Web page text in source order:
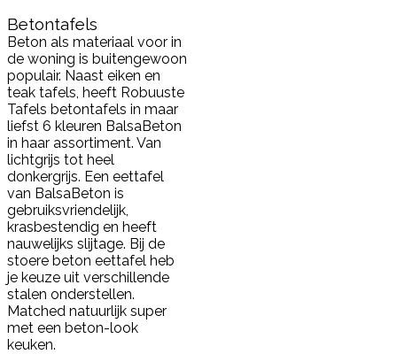
Betontafels
Beton als materiaal voor in
de woning is buitengewoon
populair. Naast eiken en
teak tafels, heeft Robuuste
Tafels betontafels in maar
liefst 6 kleuren BalsaBeton
in haar assortiment. Van
lichtgrijs tot heel
donkergrijs. Een eettafel
van BalsaBeton is
gebruiksvriendelijk,
krasbestendig en heeft
nauwelijks slijtage. Bij de
stoere beton eettafel heb
je keuze uit verschillende
stalen onderstellen.
Matched natuurlijk super
met een beton-look
keuken.